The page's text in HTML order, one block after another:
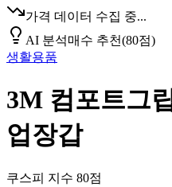
가격 데이터 수집 중...
AI 분석매수 추천(80점)
생활용품
3M 컴포트그
업장갑
쿠스피 지수 80점